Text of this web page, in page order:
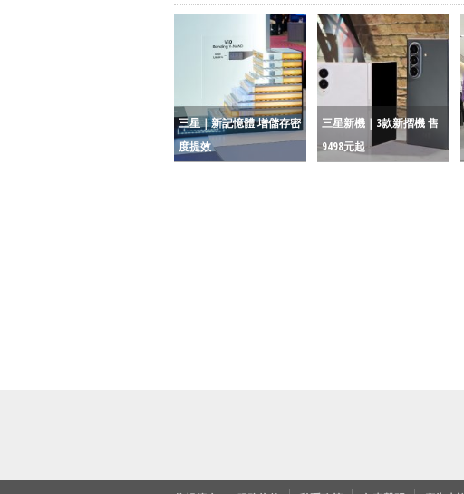
三星｜新記憶體 增儲存密
度提效
三星新機｜3款新摺機 售
9498元起